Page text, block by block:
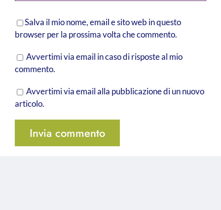
Salva il mio nome, email e sito web in questo
browser per la prossima volta che commento.
Avvertimi via email in caso di risposte al mio
commento.
Avvertimi via email alla pubblicazione di un nuovo
articolo.